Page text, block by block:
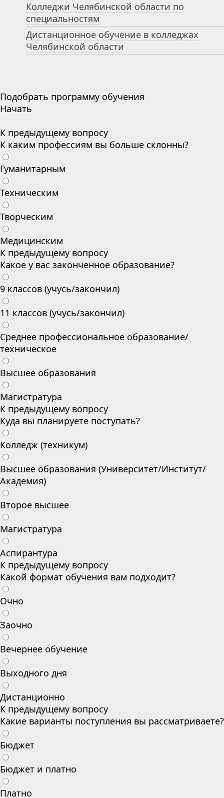
Колледжи Челябинской области по
специальностям
Дистанционное обучение в колледжах
Челябинской области
Подобрать программу обучения
Начать
К предыдущему вопросу
К каким профессиям вы больше склонны?
Гуманитарным
Техническим
Творческим
Медицинским
К предыдущему вопросу
Какое у вас законченное образование?
9 классов (учусь/закончил)
11 классов (учусь/закончил)
Среднее профессиональное образование/
техническое
Высшее образования
Магистратура
К предыдущему вопросу
Куда вы планируете поступать?
Колледж (техникум)
Высшее образования (Университет/Институт/
Академия)
Второе высшее
Магистратура
Аспирантура
К предыдущему вопросу
Какой формат обучения вам подходит?
Очно
Заочно
Вечернее обучение
Выходного дня
Дистанционно
К предыдущему вопросу
Какие варианты поступления вы рассматриваете?
Бюджет
Бюджет и платно
Платно